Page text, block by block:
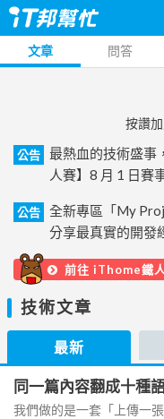
文章 問答
按讚
公告
最熱血的技術盛事
人賽】8 月 1 日賽
公告
全新專區「My
分享最真實的開發
前往 iThome鐵
技術文章
最新
同一篇內容翻成十種
我們做的是一套「上傳一